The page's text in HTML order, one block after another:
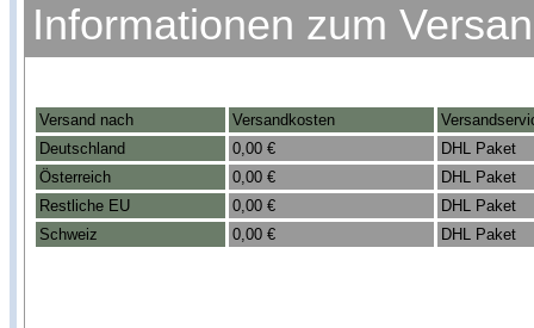
Informationen zum
Versand nach Versandkosten
Deutschland
0,00 €
DHL Paket
Österreich
0,00 €
DHL Paket
Restliche EU
0,00 €
DHL Paket
Schweiz
0,00 € DHL Paket